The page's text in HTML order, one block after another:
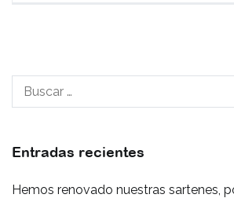
Buscar:
Entradas recientes
Hemos renovado nuestras sartenes,